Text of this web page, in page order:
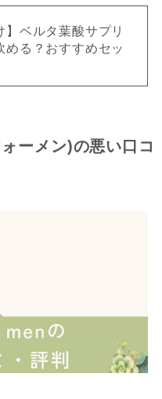
】ベルタ葉酸サプリ
める？おすすめセッ
ーメン)の悪い口コ